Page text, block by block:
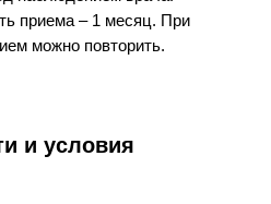
приема – 1 месяц. При
можно повторить.
и условия